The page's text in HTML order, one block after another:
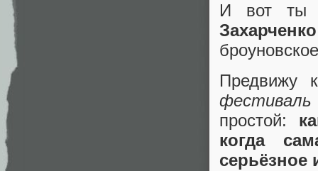
И вот ты
Захарченко
Предвижу
простой:
когда
серьёзное